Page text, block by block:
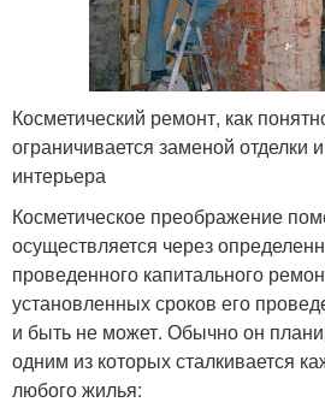
Косметический ремонт, как
ограничивается заменой отделки
интерьера
Косметическое преображение
осуществляется через
проведенного капитального
установленных сроков его
и быть не может. Обычно он
одним из которых сталкивается
любого жилья: